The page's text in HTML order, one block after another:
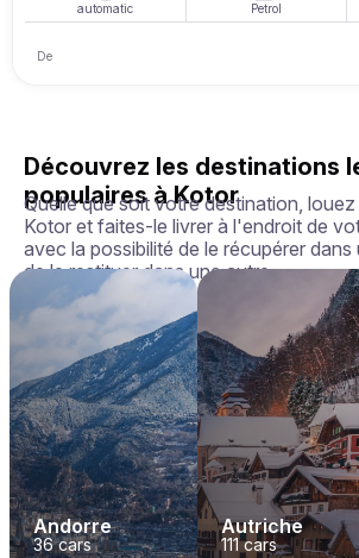
automatic Petrol
De
Découvrez les destinations
populaires à Kotor
Quelle que soit votre destination,
Kotor et faites-le livrer à l'endroit de
avec la possibilité de le récupérer dans
de le restituer dans une autre.
Andorre
36cars
Autriche
111cars